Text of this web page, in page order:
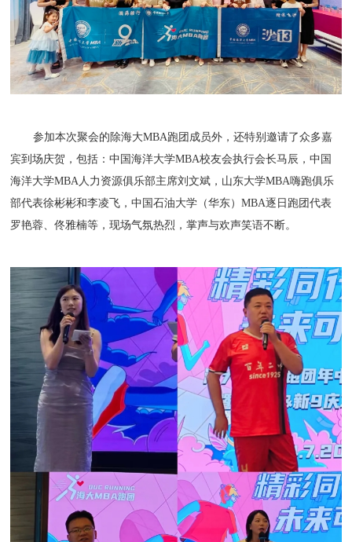
参加本次聚会的除海大MBA跑团成员外，还特别邀请了众多嘉
宾到场庆贺，包括：中国海洋大学MBA校友会执行会长马辰，中国
海洋大学MBA人力资源俱乐部主席刘文斌，山东大学MBA嗨跑俱乐
部代表徐彬彬和李凌飞，中国石油大学（华东）MBA逐日跑团代表
罗艳蓉、佟雅楠等，现场气氛热烈，掌声与欢声笑语不断。